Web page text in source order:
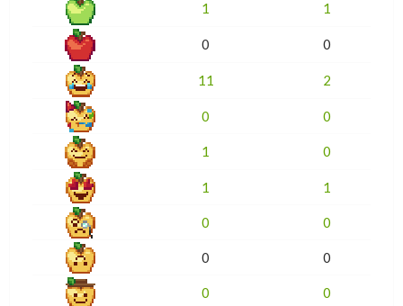
1
1
0 0
11 2
0 0
1 0
1 1
0 0
0 0
0 0